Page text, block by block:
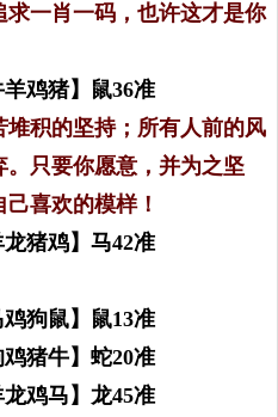
一肖一码，也许这才是你
鸡猪】鼠36准
积的坚持；所有人前的风
只要你愿意，并为之坚
喜欢的模样！
猪鸡】马42准
狗鼠】鼠13准
猪牛】蛇20准
鸡马】龙45准